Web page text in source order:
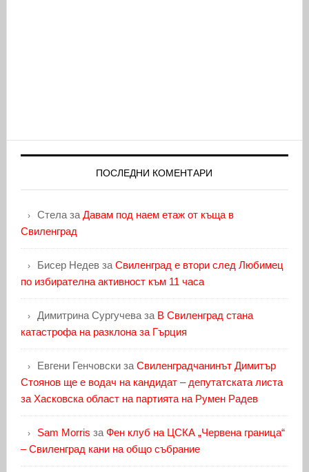
ПОСЛЕДНИ КОМЕНТАРИ
Стелаза Давам под наем етаж от къща в
Свиленград
Бисер Недевза Свиленград е втори след Любимец
по избирателна активност към 11 часа
Димитрина Сургучеваза В Свиленград стана
катастрофа на разклона за Гърция
Евгени Генчовскиза Свиленградчанинът Димитър
Стоянов ще е водач на кандидат – депутатската листа
за Хасковска област на партията на Румен Радев
Sam Morris за Фен клуб на ЦСКА „Червена граница“
– Свиленград кани на общо събрание